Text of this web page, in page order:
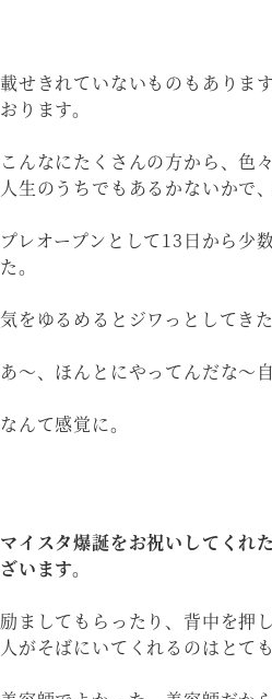
載せきれていないものもありま
おります。
こんなにたくさんの方から、色
人生のうちでもあるかないかで
プレオープンとして13日から少
た。
気をゆるめるとジワっとしてきた
あ〜、ほんとにやってんだな〜自
なんて感覚に。
マイスタ爆誕をお祝いしてくれ
ざいます。
励ましてもらったり、背中を押
人がそばにいてくれるのはとて